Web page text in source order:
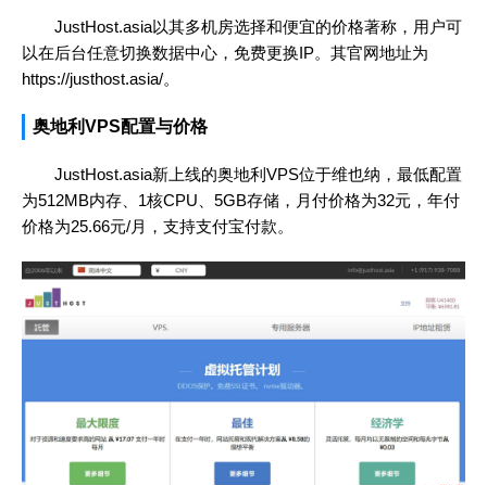
JustHost.asia以其多机房选择和便宜的价格著称，用户可
以在后台任意切换数据中心，免费更换IP。其官网地址为
https://justhost.asia/。
奥地利VPS配置与价格
JustHost.asia新上线的奥地利VPS位于维也纳，最低配置
为512MB内存、1核CPU、5GB存储，月付价格为32元，年付
价格为25.66元/月，支持支付宝付款。